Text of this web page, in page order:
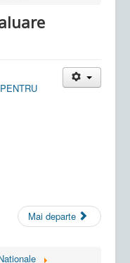
Mai departe